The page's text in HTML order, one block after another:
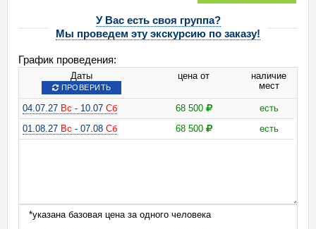
У Вас есть своя группа?
Мы проведем эту экскурсию по заказу!
График проведения:
Даты
ПРОВЕРИТЬ
цена от
наличие
мест
04.07.27 Вс - 10.07 Сб 68 500
есть
01.08.27 Вс - 07.08 Сб 68 500 есть
*указана базовая цена за одного человека